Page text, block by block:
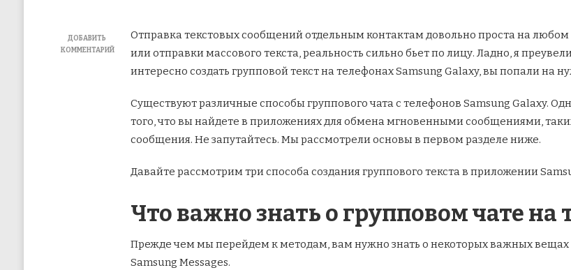
ДОБАВИТЬ
КОММЕНТАРИЙ
Отправка текстовых сообщений отдельным контактам довольно проста на любом
или отправки массового текста, реальность сильно бьет по лицу. Ладно, я
интересно создать групповой текст на телефонах Samsung Galaxy, вы попали на
Существуют различные способы группового чата с телефонов Samsung Galaxy.
того, что вы найдете в приложениях для обмена мгновенными сообщениями,
сообщения. Не запутайтесь. Мы рассмотрели основы в первом разделе ниже.
Давайте рассмотрим три способа создания группового текста в приложении
Что важно знать о групповом чате на
Прежде чем мы перейдем к методам, вам нужно знать о некоторых важных
Samsung Messages.